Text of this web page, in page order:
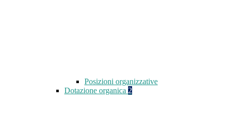
Posizioni organizzative
Dotazione organica 2